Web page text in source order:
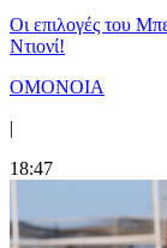
Οι επιλογές του
Ντιονί!
ΟΜΟΝΟΙΑ
|
18:47